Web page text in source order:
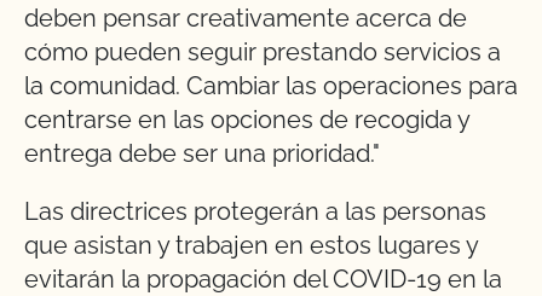
deben pensar creativamente acerca de
cómo pueden seguir prestando servicios a
la comunidad. Cambiar las operaciones para
centrarse en las opciones de recogida y
entrega debe ser una prioridad."
Las directrices protegerán a las personas
que asistan y trabajen en estos lugares y
evitarán la propagación del COVID-19 en la